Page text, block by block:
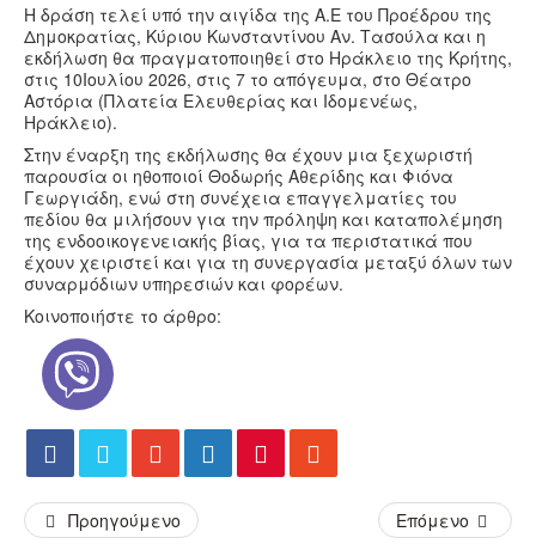
Η δράση τελεί υπό την αιγίδα της Α.Ε του Προέδρου της
Δημοκρατίας, Κύριου Κωνσταντίνου Αν. Τασούλα και η
εκδήλωση θα πραγματοποιηθεί στο Ηράκλειο της Κρήτης,
στις 10Ιουλίου 2026, στις 7 το απόγευμα, στο Θέατρο
Αστόρια (Πλατεία Ελευθερίας και Ιδομενέως,
Ηράκλειο).
Στην έναρξη της εκδήλωσης θα έχουν μια ξεχωριστή
παρουσία οι ηθοποιοί Θοδωρής Αθερίδης και Φιόνα
Γεωργιάδη, ενώ στη συνέχεια επαγγελματίες του
πεδίου θα μιλήσουν για την πρόληψη και καταπολέμηση
της ενδοοικογενειακής βίας, για τα περιστατικά που
έχουν χειριστεί και για τη συνεργασία μεταξύ όλων των
συναρμόδιων υπηρεσιών και φορέων.
Κοινοποιήστε το άρθρο:
Προηγούμενο Επόμενο